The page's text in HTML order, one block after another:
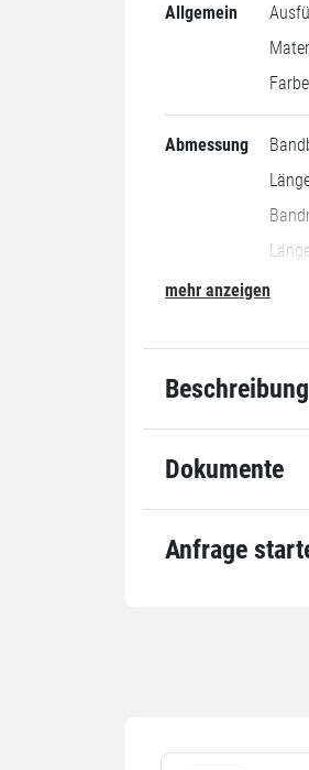
Allgemein
Farbe
Abmessung
Einheiten
Alle Angaben ohne
mehr anzeigen
Beschreibung
Dokumente
Anfrage